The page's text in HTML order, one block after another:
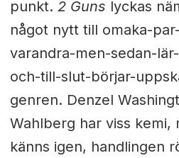
punkt. 2 Guns lyckas
något nytt till omaka-
varandra-men-sedan-
och-till-slut-börjar-
genren. Denzel
Wahlberg har viss kemi,
känns igen, handlingen